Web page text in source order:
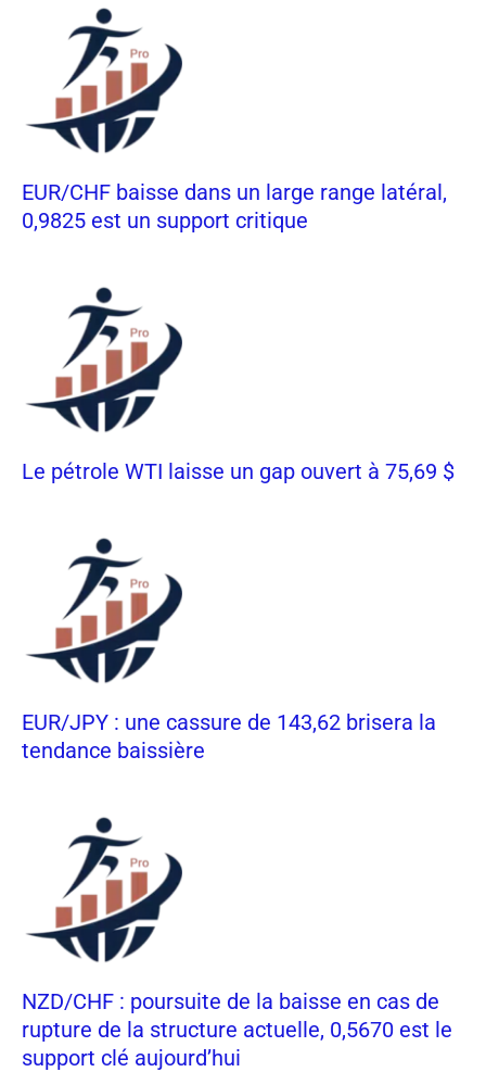
EUR/CHF baisse dans un large range latéral,
0,9825 est un support critique
Le pétrole WTI laisse un gap ouvert à 75,69 $
EUR/JPY : une cassure de 143,62 brisera la
tendance baissière
NZD/CHF : poursuite de la baisse en cas de
rupture de la structure actuelle, 0,5670 est le
support clé aujourd’hui